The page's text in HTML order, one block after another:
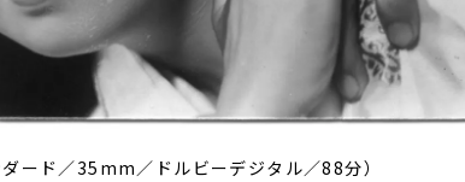
ダード／35mm／ドルビーデジタル／88分）